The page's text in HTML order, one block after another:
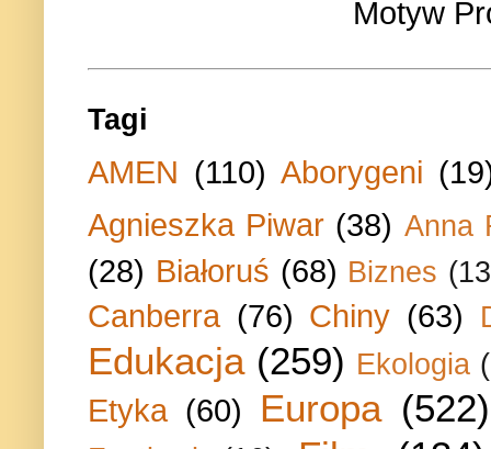
Motyw
Tagi
AMEN (110) Aborygeni
Agnieszka Piwar (38) Anna
(28) Białoruś (68) Biznes
Canberra (76) Chiny (63)
Edukacja (259) Ekologia
Etyka (60) Europa (522)